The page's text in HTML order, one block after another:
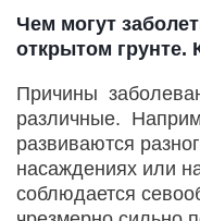
Чем могут
открытом
Причины
различные.
развиваются
насаждениях или
соблюдается